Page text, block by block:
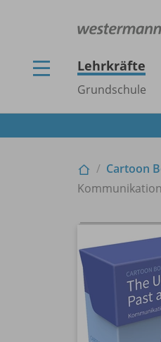
Lehrkräfte
Grundschule
Cartoon